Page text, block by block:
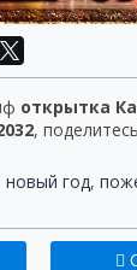
открытка
,
новый год,